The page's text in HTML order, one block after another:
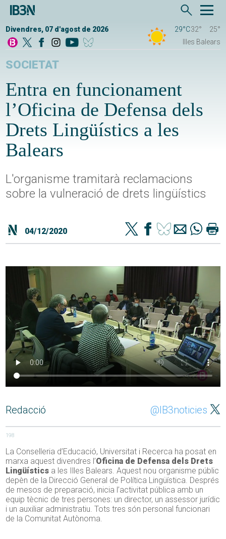
Divendres, 07 d'agost de 2026 29°C32°
25°
Illes Balears
SOCIETAT
Entra en funcionament
l’Oficina de Defensa dels
Drets Lingüístics a les
Balears
L'organisme tramitarà reclamacions
sobre la vulneració de drets lingüístics
04/12/2020
Redacció @IB3noticies
198
La Conselleria d’Educació, Universitat i Recerca ha posat en
marxa aquest divendres l’Oficina de Defensa dels Drets
Lingüístics a les Illes Balears. Aquest nou organisme públic
depèn de la Direcció General de Política Lingüística. Després
de mesos de preparació, inicia l’activitat pública amb un
equip tècnic de tres persones: un director, un assessor jurídic
i un auxiliar administratiu. Tots tres són personal funcionari
de la Comunitat Autònoma.